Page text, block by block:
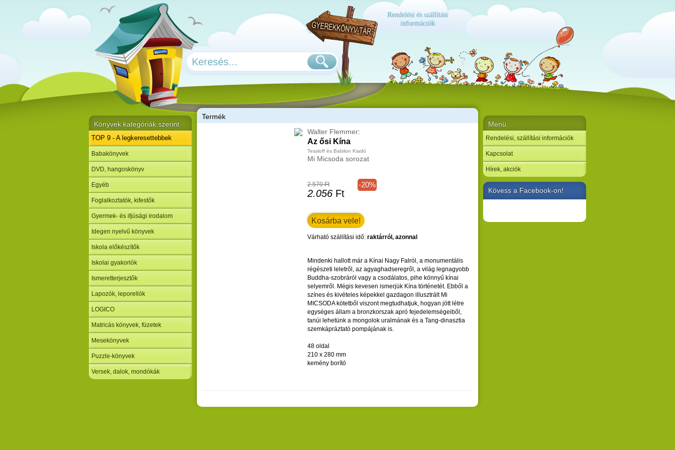
Rendelési és szállítási
információk
Termék
Walter Flemmer:
Az ősi Kína
Tessloff és Babilon Kiadó
Mi Micsoda sorozat
2.570 Ft
2.056 Ft
-20%
Várható szállítási idő: raktárról, azonnal
Mindenki hallott már a Kínai Nagy Falról, a monumentális
régészeti leletről, az agyaghadseregről, a világ legnagyobb
Buddha-szobráról vagy a csodálatos, pihe könnyű kínai
selyemről. Mégis kevesen ismerjük Kína történetét. Ebből a
színes és kivételes képekkel gazdagon illusztrált Mi
MICSODA kötetből viszont megtudhatjuk, hogyan jött létre
egységes állam a bronzkorszak apró fejedelemségeiből,
tanúi lehetünk a mongolok uralmának és a Tang-dinasztia
szemkápráztató pompájának is.
48 oldal
210 x 280 mm
kemény borító
Könyvek kategóriák szerint
TOP 9 - A legkeresettebbek
Babakönyvek
DVD, hangoskönyv
Egyéb
Foglalkoztatók, kifestők
Gyermek- és ifjúsági irodalom
Idegen nyelvű könyvek
Iskola előkészítők
Iskolai gyakorlók
Ismeretterjesztők
Lapozók, leporellók
LOGICO
Matricás könyvek, füzetek
Mesekönyvek
Puzzle-könyvek
Versek, dalok, mondókák
Menü
Rendelési, szállítási információk
Kapcsolat
Hírek, akciók
Kövess a Facebook-on!